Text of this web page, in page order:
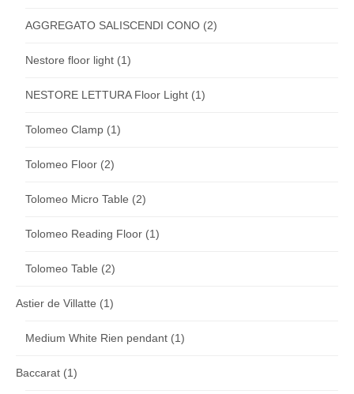
AGGREGATO SALISCENDI CONO (2)
Nestore floor light (1)
NESTORE LETTURA Floor Light (1)
Tolomeo Clamp (1)
Tolomeo Floor (2)
Tolomeo Micro Table (2)
Tolomeo Reading Floor (1)
Tolomeo Table (2)
Astier de Villatte (1)
Medium White Rien pendant (1)
Baccarat (1)